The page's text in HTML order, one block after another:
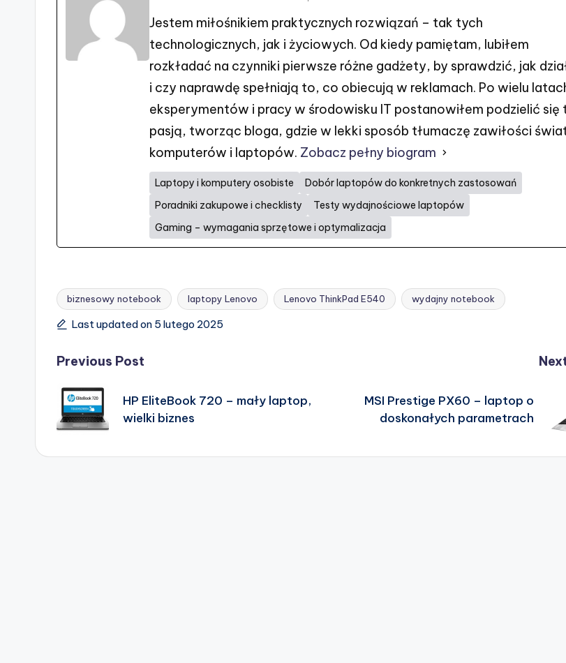
Jestem miłośnikiem praktycznych rozwiązań – tak tych
technologicznych, jak i życiowych. Od kiedy pamiętam, lubiłem
rozkładać na czynniki pierwsze różne gadżety, by sprawdzić, jak
i czy naprawdę spełniają to, co obiecują w reklamach. Po wielu
eksperymentów i pracy w środowisku IT postanowiłem podzielić się
pasją, tworząc bloga, gdzie w lekki sposób tłumaczę zawiłości
komputerów i laptopów. Zobacz pełny biogram
Laptopy i komputery osobiste
Dobór laptopów do konkretnych zastosowań
Poradniki zakupowe i checklisty
Testy wydajnościowe laptopów
Gaming – wymagania sprzętowe i optymalizacja
Tags:
biznesowy notebook laptopy Lenovo Lenovo ThinkPad E540 wydajny notebook
Last updated on 5 lutego 2025
Post
navigation
Previous Post
HP EliteBook 720 – mały laptop,
wielki biznes
MSI Prestige PX60 – laptop o
doskonałych parametrach